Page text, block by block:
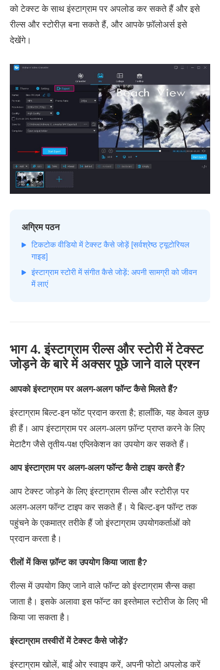
को टेक्स्ट के साथ इंस्टाग्राम पर अपलोड कर सकते हैं और इसे
रील्स और स्टोरीज़ बना सकते हैं, और आपके फ़ॉलोअर्स इसे
देखेंगे।
अग्रिम पठन
टिकटोक वीडियो में टेक्स्ट कैसे जोड़ें [सर्वश्रेष्ठ ट्यूटोरियल
गाइड]
इंस्टाग्राम स्टोरी में संगीत कैसे जोड़ें: अपनी सामग्री को जीवन
में लाएं
भाग 4. इंस्टाग्राम रील्स और स्टोरी में टेक्स्ट
जोड़ने के बारे में अक्सर पूछे जाने वाले प्रश्न
आपको इंस्टाग्राम पर अलग-अलग फॉन्ट कैसे मिलते हैं?
इंस्टाग्राम बिल्ट-इन फोंट प्रदान करता है; हालाँकि, यह केवल कुछ
ही हैं। आप इंस्टाग्राम पर अलग-अलग फ़ॉन्ट प्राप्त करने के लिए
मेटाटैग जैसे तृतीय-पक्ष एप्लिकेशन का उपयोग कर सकते हैं।
आप इंस्टाग्राम पर अलग-अलग फॉन्ट कैसे टाइप करते हैं?
आप टेक्स्ट जोड़ने के लिए इंस्टाग्राम रील्स और स्टोरीज़ पर
अलग-अलग फॉन्ट टाइप कर सकते हैं। ये बिल्ट-इन फॉन्ट तक
पहुंचने के एकमात्र तरीके हैं जो इंस्टाग्राम उपयोगकर्ताओं को
प्रदान करता है।
रीलों में किस फ़ॉन्ट का उपयोग किया जाता है?
रील्स में उपयोग किए जाने वाले फॉन्ट को इंस्टाग्राम सैन्स कहा
जाता है। इसके अलावा इस फॉन्ट का इस्तेमाल स्टोरीज के लिए भी
किया जा सकता है।
इंस्टाग्राम तस्वीरों में टेक्स्ट कैसे जोड़ें?
इंस्टाग्राम खोलें, बाईं ओर स्वाइप करें, अपनी फोटो अपलोड करें